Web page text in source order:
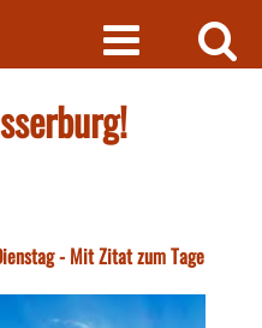
- Mit Zitat zum Tage